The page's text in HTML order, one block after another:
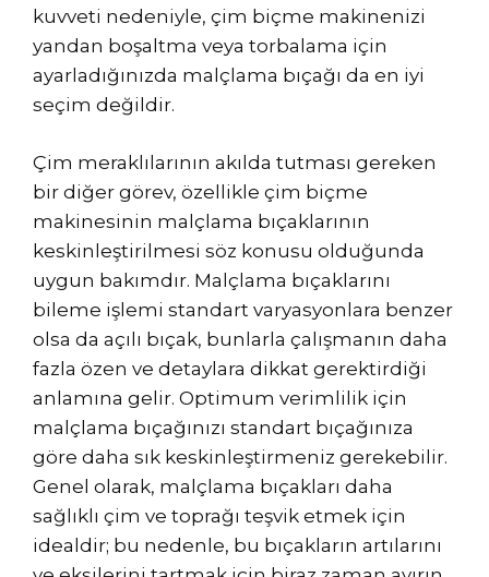
kuvveti nedeniyle, çim biçme makinenizi
yandan boşaltma veya torbalama için
ayarladığınızda malçlama bıçağı da en iyi
seçim değildir.
Çim meraklılarının akılda tutması gereken
bir diğer görev, özellikle çim biçme
makinesinin malçlama bıçaklarının
keskinleştirilmesi söz konusu olduğunda
uygun bakımdır. Malçlama bıçaklarını
bileme işlemi standart varyasyonlara benzer
olsa da açılı bıçak, bunlarla çalışmanın daha
fazla özen ve detaylara dikkat gerektirdiği
anlamına gelir. Optimum verimlilik için
malçlama bıçağınızı standart bıçağınıza
göre daha sık keskinleştirmeniz gerekebilir.
Genel olarak, malçlama bıçakları daha
sağlıklı çim ve toprağı teşvik etmek için
idealdir; bu nedenle, bu bıçakların artılarını